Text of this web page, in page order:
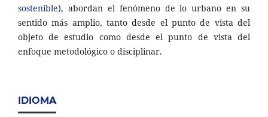
sostenible), abordan el fenómeno de lo urbano en su
sentido más amplio, tanto desde el punto de vista del
objeto de estudio como desde el punto de vista del
enfoque metodológico o disciplinar.
IDIOMA